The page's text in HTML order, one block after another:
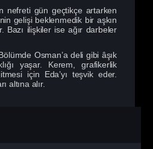
nefreti gün geçtikçe artarken
gelişi beklenmedik bir aşkın
Bazı ilişkiler ise ağır darbeler
Osman’a deli gibi âşık
yaşar. Kerem, grafikerlik
için Eda’yı teşvik eder.
altına alır.